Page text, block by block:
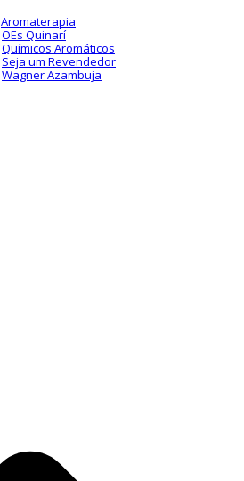
Aromaterapia
OEs Quinarí
Químicos Aromáticos
Seja um Revendedor
Wagner Azambuja